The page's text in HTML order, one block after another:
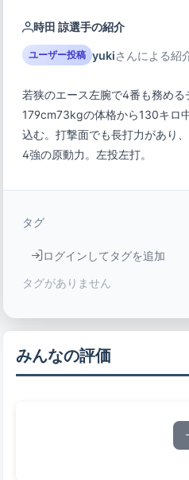
時田 諒選手の紹介
ユーザー投稿 yukiさんによる紹
若狭のエース左腕で4番も務める
179cm73kgの体格から130キロ
込む。打撃面でも長打力があり
4強の原動力。左投左打。
タグ
ログインしてタグを追加
タグがありません
みんなの評価